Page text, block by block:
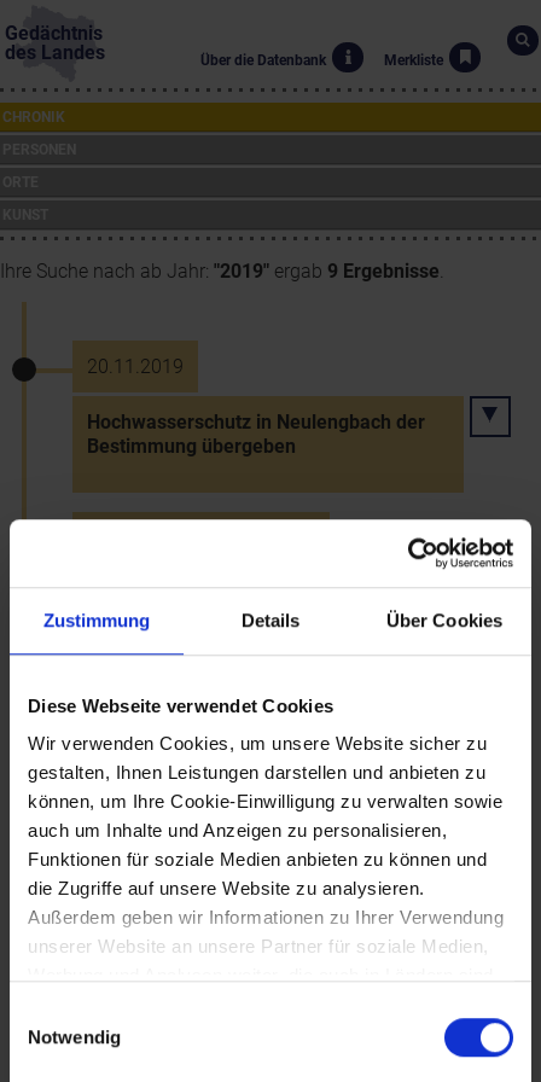
Zustimmung Details Über Cookies
Diese Webseite verwendet Cookies
Wir verwenden Cookies, um unsere Website sicher zu
gestalten, Ihnen Leistungen darstellen und anbieten zu
können, um Ihre Cookie-Einwilligung zu verwalten sowie
auch um Inhalte und Anzeigen zu personalisieren,
Funktionen für soziale Medien anbieten zu können und
die Zugriffe auf unsere Website zu analysieren.
Außerdem geben wir Informationen zu Ihrer Verwendung
unserer Website an unsere Partner für soziale Medien,
gegeben ist, und in denen Sie Ihre Rechte uU nicht
effektiv durchsetzen können. Unsere Partner führen
Notwendig
Gedächtnis
des Landes
Über die Datenbank Merkliste
CHRONIK
Ihre Suche nach ab Jahr: "2019" ergab 9 Ergebnisse.
20.11.2019
Hochwasserschutz in Neulengbach der
Bestimmung übergeben
Europäische Literaturtage im Klangraum
Krems Minoritenkirche
23.11.2019
Wiesmath wird "FairTrade-Gemeinde"
28.11.2019
Projektwettbewerb 2019 der NÖ Dorf-
und Stadterneuerung
29.11.2019